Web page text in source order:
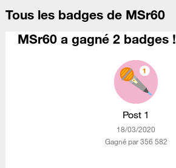
Tous les badges de MSr60
MSr60 a gagné 2 badges !
Post 1
‎18/03/2020
Gagné par 356 582